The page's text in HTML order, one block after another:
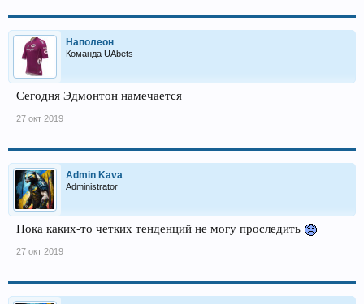
Наполеон
Команда UAbets
Сегодня Эдмонтон намечается
27 окт 2019
Admin Kava
Administrator
Пока каких-то четких тенденций не могу проследить
27 окт 2019